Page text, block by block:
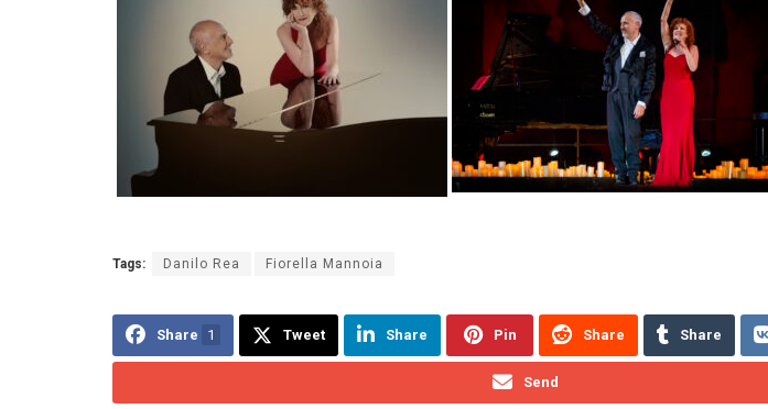
Tags: Danilo Rea Fiorella Mannoia
Share 1 Tweet Share Pin Share Share
Send